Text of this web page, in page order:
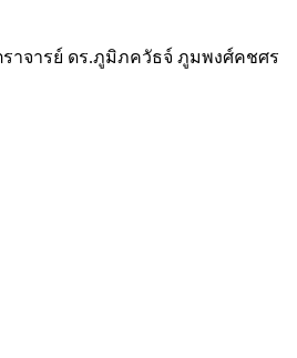
าจารย์ ดร.ภูมิภควัธจ์ ภูมพงศ์คชศร